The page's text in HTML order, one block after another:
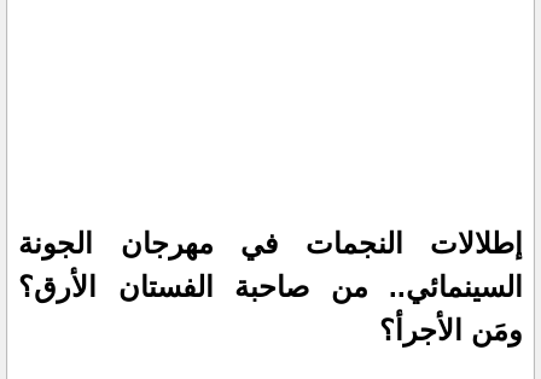
إطلالات النجمات في مهرجان الجونة
السينمائي.. من صاحبة الفستان الأرق؟
ومَن الأجرأ؟